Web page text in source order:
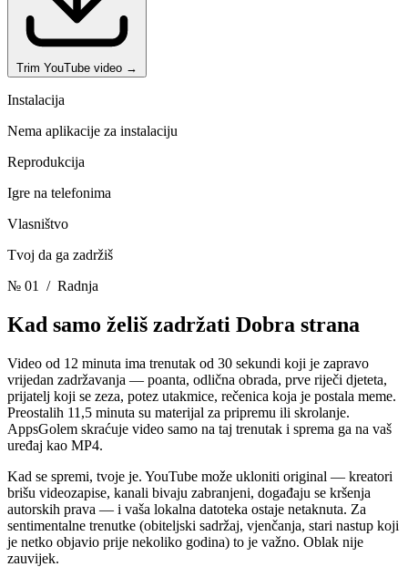
Trim YouTube video →
Instalacija
Nema aplikacije za instalaciju
Reprodukcija
Igre na telefonima
Vlasništvo
Tvoj da ga zadržiš
№ 01
/ Radnja
Kad samo želiš zadržati Dobra strana
Video od 12 minuta ima trenutak od 30 sekundi koji je zapravo
vrijedan zadržavanja — poanta, odlična obrada, prve riječi djeteta,
prijatelj koji se zeza, potez utakmice, rečenica koja je postala meme.
Preostalih 11,5 minuta su materijal za pripremu ili skrolanje.
AppsGolem skraćuje video samo na taj trenutak i sprema ga na vaš
uređaj kao MP4.
Kad se spremi, tvoje je. YouTube može ukloniti original — kreatori
brišu videozapise, kanali bivaju zabranjeni, događaju se kršenja
autorskih prava — i vaša lokalna datoteka ostaje netaknuta. Za
sentimentalne trenutke (obiteljski sadržaj, vjenčanja, stari nastup koji
je netko objavio prije nekoliko godina) to je važno. Oblak nije
zauvijek.